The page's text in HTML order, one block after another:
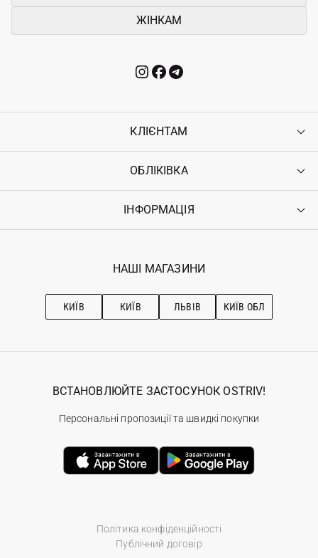
ЖІНКАМ
КЛІЄНТАМ
Контакти
Повернення
Гарантія
ОБЛІКІВКА
Увійти
Ostriv Club+
ІНФОРМАЦІЯ
Наші магазини
Рекомендації з догляду
НАШІ МАГАЗИНИ
КИЇВ КИЇВ ЛЬВІВ КИЇВ ОБЛ
Політика конфіденційності
Публічний договір
ВСТАНОВЛЮЙТЕ ЗАСТОСУНОК OSTRIV!
Персональні пропозиції та швидкі покупки